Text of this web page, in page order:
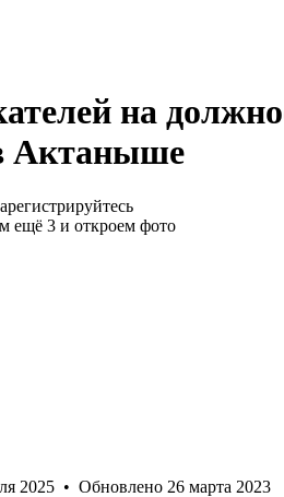
на
Актаныше
ещё 3 и откроем фото
2025 • Обновлено 26 марта 2023